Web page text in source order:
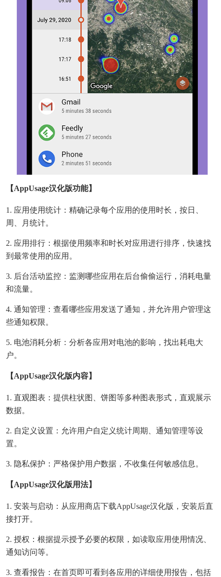
【AppUsage汉化版功能】
1. 应用使用统计：精确记录每个应用的使用时长，按日、
周、月统计。
2. 应用排行：根据使用频率和时长对应用进行排序，快速找
到最常使用的应用。
3. 后台活动监控：监测哪些应用在后台偷偷运行，消耗电量
和流量。
4. 通知管理：查看哪些应用发送了通知，并允许用户管理这
些通知权限。
5. 电池消耗分析：分析各应用对电池的影响，找出耗电大
户。
【AppUsage汉化版内容】
1. 直观图表：提供柱状图、饼图等多种图表形式，直观展示
数据。
2. 自定义设置：允许用户自定义统计周期、通知管理等设
置。
3. 隐私保护：严格保护用户数据，不收集任何敏感信息。
【AppUsage汉化版用法】
1. 安装与启动：从应用商店下载AppUsage汉化版，安装后直
接打开。
2. 授权：根据提示授予必要的权限，如读取应用使用情况、
通知访问等。
3. 查看报告：在首页即可看到各应用的详细使用报告，包括